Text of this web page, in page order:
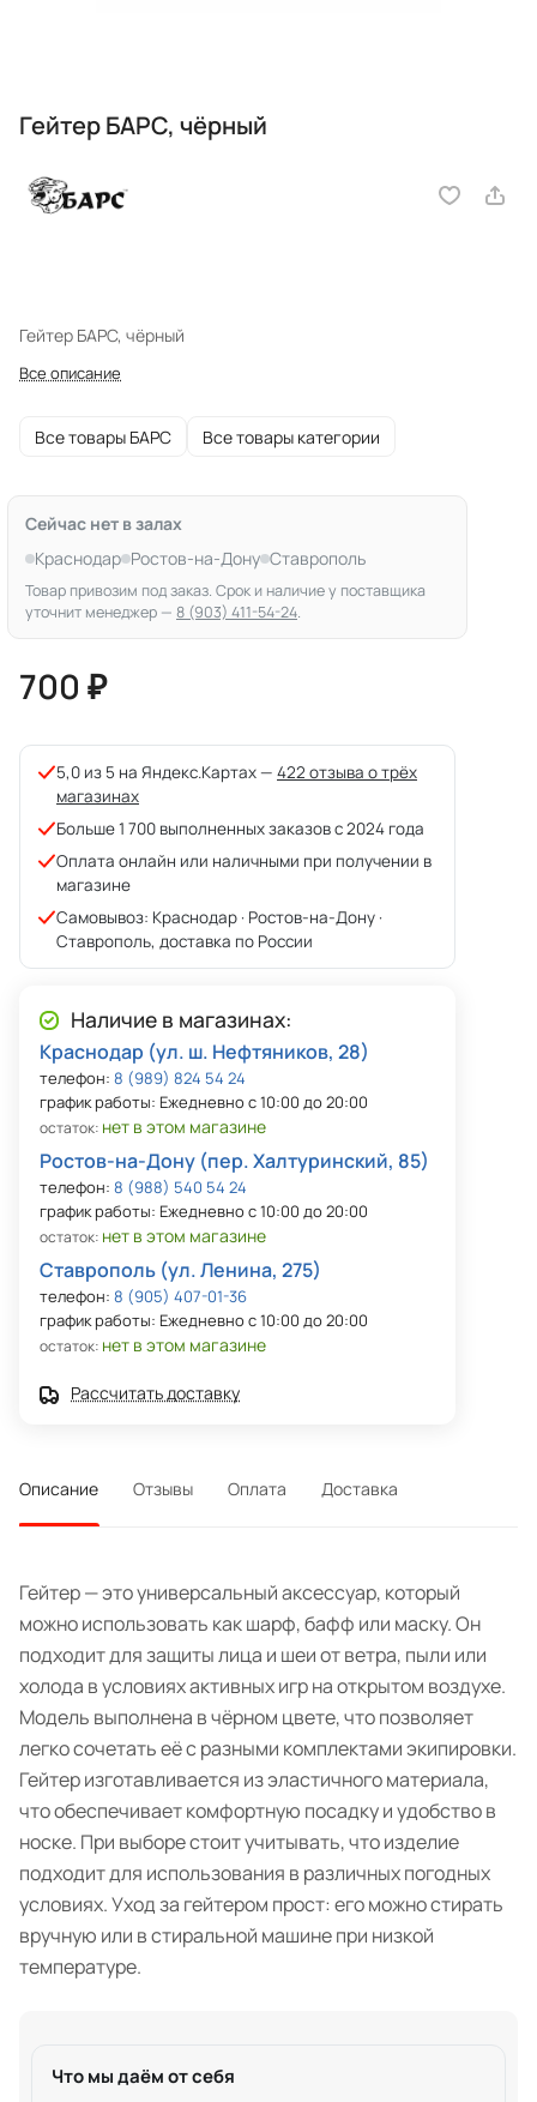
Гейтер БАРС, чёрный
Гейтер БАРС, чёрный
Все описание
Все товары БАРС Все товары категории
Сейчас нет в залах
Краснодар Ростов-на-Дону Ставрополь
Товар привозим под заказ. Срок и наличие у поставщика
уточнит менеджер — 8 (903) 411-54-24.
700 ₽
5,0 из 5 на Яндекс.Картах — 422 отзыва о трёх
магазинах
Больше 1 700 выполненных заказов с 2024 года
Оплата онлайн или наличными при получении в
магазине
Самовывоз: Краснодар · Ростов-на-Дону ·
Ставрополь, доставка по России
Наличие в магазинах:
Краснодар (ул. ш. Нефтяников, 28)
телефон: 8 (989) 824 54 24
график работы: Ежедневно с 10:00 до 20:00
остаток: нет в этом магазине
Ростов-на-Дону (пер. Халтуринский, 85)
телефон: 8 (988) 540 54 24
график работы: Ежедневно с 10:00 до 20:00
остаток: нет в этом магазине
Ставрополь (ул. Ленина, 275)
телефон: 8 (905) 407-01-36
график работы: Ежедневно с 10:00 до 20:00
остаток: нет в этом магазине
Рассчитать доставку
Описание Отзывы Оплата Доставка
Гейтер — это универсальный аксессуар, который
можно использовать как шарф, бафф или маску. Он
подходит для защиты лица и шеи от ветра, пыли или
холода в условиях активных игр на открытом воздухе.
Модель выполнена в чёрном цвете, что позволяет
легко сочетать её с разными комплектами экипировки.
Гейтер изготавливается из эластичного материала,
что обеспечивает комфортную посадку и удобство в
носке. При выборе стоит учитывать, что изделие
подходит для использования в различных погодных
условиях. Уход за гейтером прост: его можно стирать
вручную или в стиральной машине при низкой
температуре.
Что мы даём от себя